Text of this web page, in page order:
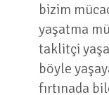
bizim
yaşatma
taklitçi
böyle
fırtınada